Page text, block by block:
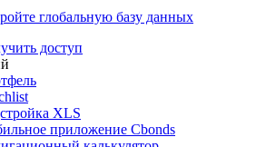
глобальную базу данных
доступ
XLS
приложение Cbonds